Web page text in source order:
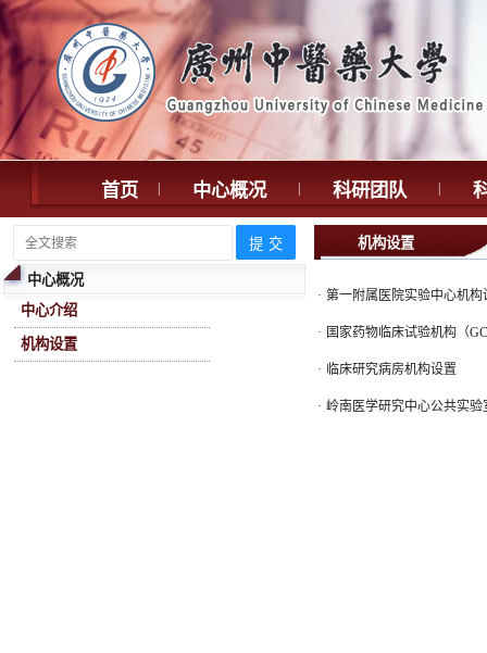
首页 中心概况 科研团队
中心概况
中心介绍
机构设置
机构设置
· 第一附属医院实验中心机构
· 国家药物临床试验机构（
· 临床研究病房机构设置
· 岭南医学研究中心公共实验